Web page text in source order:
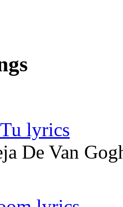
lyrics
De Van